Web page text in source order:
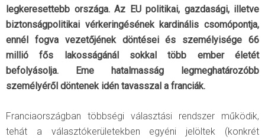
legkeresettebb országa. Az EU politikai, gazdasági, illetve
biztonságpolitikai vérkeringésének kardinális csomópontja,
ennél fogva vezetőjének döntései és személyisége 66
millió fős lakosságánál sokkal több ember életét
befolyásolja. Eme hatalmasság legmeghatározóbb
személyéről döntenek idén tavasszal a franciák.
Franciaországban többségi választási rendszer működik,
tehát a választókerületekben egyéni jelöltek (konkrét